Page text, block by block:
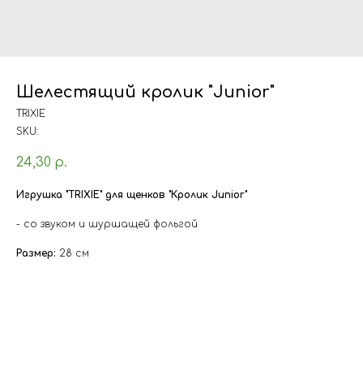
Шелестящий кролик "Junior"
TRIXIE
SKU:
24,30 р.
Игрушка "TRIXIE" для щенков "Кролик Junior"
- со звуком и шуршащей фольгой
Размер: 28 см